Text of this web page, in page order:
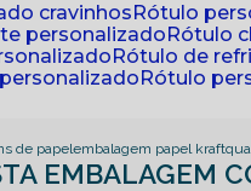
cravinhos
rótulo
personalizado
rótulo
rótulo de
rótulo
de papelembalagem papel kraft
EMBALAGEM